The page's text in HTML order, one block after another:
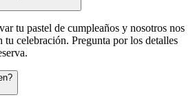
tu pastel de cumpleaños y nosotros nos
tu celebración. Pregunta por los detalles